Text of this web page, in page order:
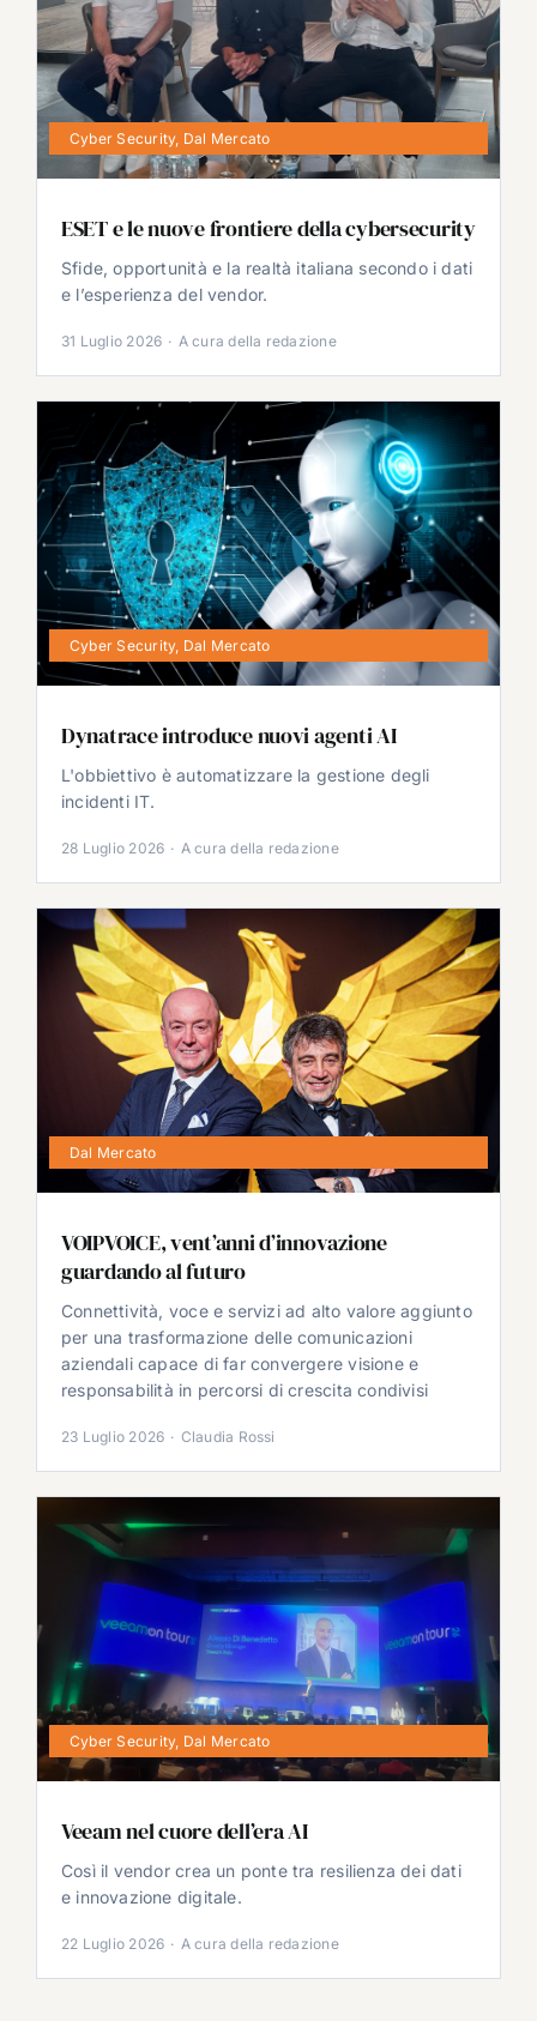
Cyber Security, Dal Mercato
ESET e le nuove frontiere della cybersecurity
Sfide, opportunità e la realtà italiana secondo i dati
e l’esperienza del vendor.
31 Luglio 2026 · A cura della redazione
Cyber Security, Dal Mercato
Dynatrace introduce nuovi agenti AI
L'obbiettivo è automatizzare la gestione degli
incidenti IT.
28 Luglio 2026 · A cura della redazione
Dal Mercato
VOIPVOICE, vent’anni d’innovazione
guardando al futuro
Connettività, voce e servizi ad alto valore aggiunto
per una trasformazione delle comunicazioni
aziendali capace di far convergere visione e
responsabilità in percorsi di crescita condivisi
23 Luglio 2026 · Claudia Rossi
Cyber Security, Dal Mercato
Veeam nel cuore dell’era AI
Così il vendor crea un ponte tra resilienza dei dati
e innovazione digitale.
22 Luglio 2026 · A cura della redazione